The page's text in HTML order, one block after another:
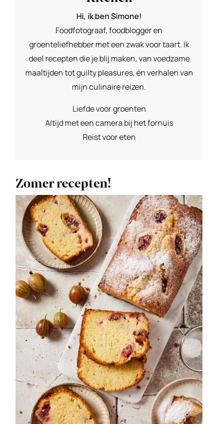
Hi, ik ben Simone!
Foodfotograaf, foodblogger en
groenteliefhebber met een zwak voor taart. Ik
deel recepten die je blij maken, van voedzame
maaltijden tot guilty pleasures, én verhalen van
mijn culinaire reizen.
Liefde voor groenten
Altijd met een camera bij het fornuis
Reist voor eten
Zomer recepten!